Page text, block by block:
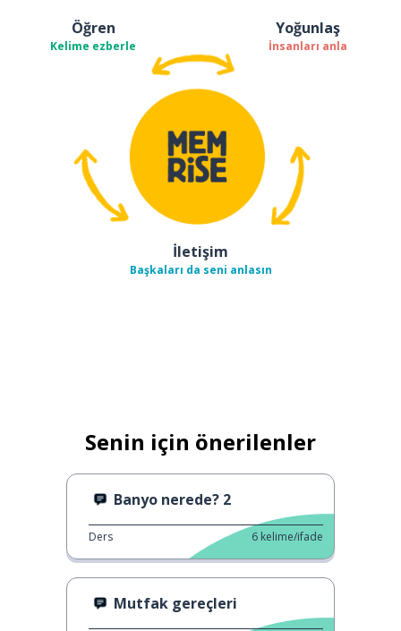
Öğren
Kelime ezberle
Yoğunlaş
İnsanları anla
İletişim
Başkaları da seni anlasın
Senin için önerilenler
Banyo nerede? 2
Ders 6 kelime/ifade
Mutfak gereçleri